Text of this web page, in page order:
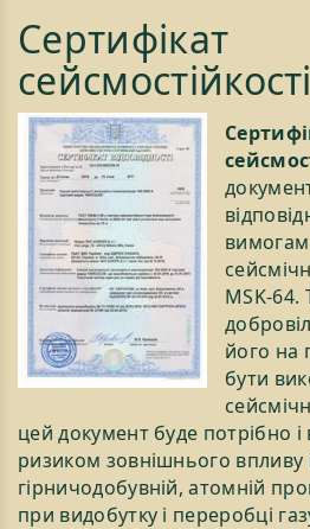
Сертифікат
сейсмостійкості
MSK-64.
його на
бути
цей документ буде потрібно
ризиком зовнішнього впливу і
гірничодобувній, атомній
при видобутку і переробці